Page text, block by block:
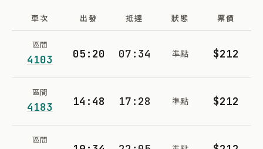
車次 出發 抵達 狀態 票價
區間
4103 05:20 07:34 準點 $212
區間
4183 14:48 17:28 準點 $212
區間